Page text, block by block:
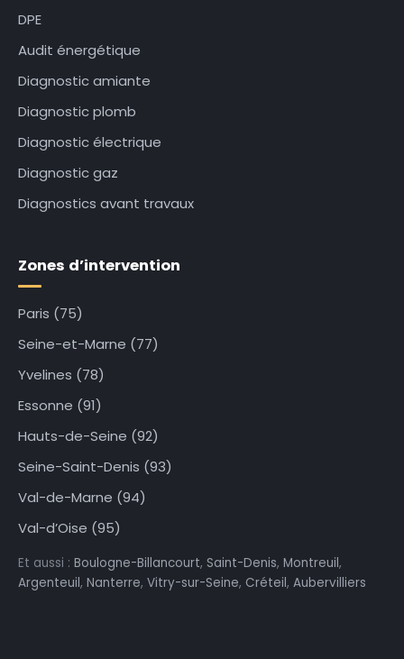
DPE
Audit énergétique
Diagnostic amiante
Diagnostic plomb
Diagnostic électrique
Diagnostic gaz
Diagnostics avant travaux
Zones d’intervention
Paris (75)
Seine-et-Marne (77)
Yvelines (78)
Essonne (91)
Hauts-de-Seine (92)
Seine-Saint-Denis (93)
Val-de-Marne (94)
Val-d’Oise (95)
Et aussi : Boulogne-Billancourt, Saint-Denis, Montreuil,
Argenteuil, Nanterre, Vitry-sur-Seine, Créteil, Aubervilliers